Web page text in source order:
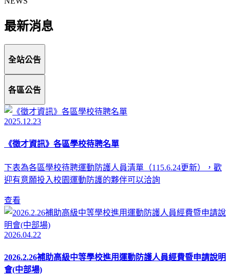
最新消息
全站公告
各區公告
2025.12.23
《徵才資訊》各區學校待聘名單
下表為各區學校待聘運動防護人員清單（115.6.24更新），歡
迎有意願投入校園運動防護的夥伴可以洽詢
查看
2026.04.22
2026.2.26補助高級中等學校進用運動防護人員經費暨申請說明
會(中部場)